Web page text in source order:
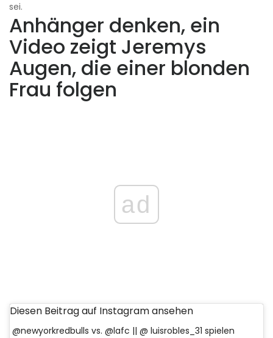
sei.
Anhänger denken, ein
Video zeigt Jeremys
Augen, die einer blonden
Frau folgen
ad
Diesen Beitrag auf Instagram ansehen
@newyorkredbulls vs. @lafc || @ luisrobles_31 spielen